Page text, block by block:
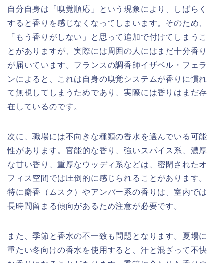
自分自身は「嗅覚順応」という現象により、しばらく
すると香りを感じなくなってしまいます。そのため、
「もう香りがしない」と思って追加で付けてしまうこ
とがありますが、実際には周囲の人にはまだ十分香り
が届いています。フランスの調香師イザベル・フェラ
ンによると、これは自身の嗅覚システムが香りに慣れ
て無視してしまうためであり、実際には香りはまだ存
在しているのです。
次に、職場には不向きな種類の香水を選んでいる可能
性があります。官能的な香り、強いスパイス系、濃厚
な甘い香り、重厚なウッディ系などは、密閉されたオ
フィス空間では圧倒的に感じられることがあります。
特に麝香（ムスク）やアンバー系の香りは、室内では
長時間留まる傾向があるため注意が必要です。
また、季節と香水の不一致も問題となります。夏場に
重たい冬向けの香水を使用すると、汗と混ざって不快